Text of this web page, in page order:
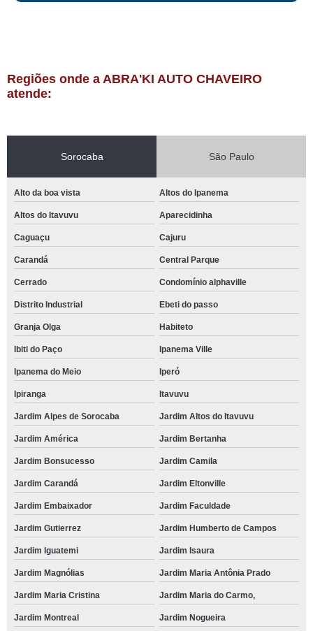
Regiões onde a ABRA'KI AUTO CHAVEIRO
atende:
Sorocaba São Paulo
Alto da boa vista Altos do Ipanema
Altos do Itavuvu Aparecidinha
Caguaçu Cajuru
Carandá Central Parque
Cerrado Condomínio alphaville
Distrito Industrial Ebeti do passo
Granja Olga Habiteto
Ibiti do Paço Ipanema Ville
Ipanema do Meio Iperó
Ipiranga Itavuvu
Jardim Alpes de Sorocaba Jardim Altos do Itavuvu
Jardim América Jardim Bertanha
Jardim Bonsucesso Jardim Camila
Jardim Carandá Jardim Eltonville
Jardim Embaixador Jardim Faculdade
Jardim Gutierrez Jardim Humberto de Campos
Jardim Iguatemi Jardim Isaura
Jardim Magnólias Jardim Maria Antônia Prado
Jardim Maria Cristina Jardim Maria do Carmo,
Jardim Montreal Jardim Nogueira